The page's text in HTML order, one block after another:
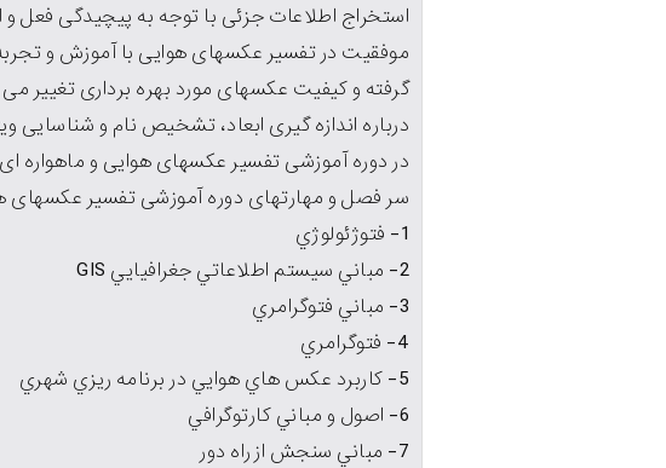
استخراج اطلاعات جزئی با توجه به پیچیدگی
موفقیت در تفسیر عکسهای هوایی با آموزش و
گرفته و کیفیت عکسهای مورد بهره برداری
درباره اندازه گیری ابعاد، تشخیص نام و
در دوره آموزشی تفسیر عکسهای هوایی و ماهواره
سر فصل و مهارتهای دوره آموزشی تفسیر عکسهای
1- فتوژئولوژي
2- مباني سيستم اطلاعاتي جغرافيايي GIS
3- مباني فتوگرامري
4- فتوگرامري
5- کاربرد عکس هاي هوايي در برنامه ريزي شهري
6- اصول و مباني کارتوگرافي
7- مباني سنجش از راه دور